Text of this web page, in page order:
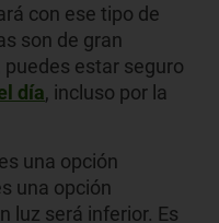
con ese tipo de
son de gran
estar seguro
día, incluso por la
una opción
una opción
luz será inferior. Es